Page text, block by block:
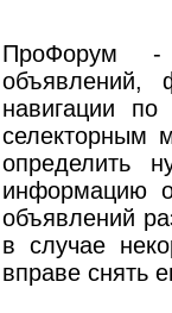
ПроФорум -
объявлений,
навигации по
селекторным
определить
информацию
объявлений
в случае
вправе снять